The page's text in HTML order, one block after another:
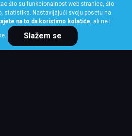
što su funkcionalnost web stranice, što
statistika. Nastavljajući svoju posetu na
na to da koristimo kolačiće, ali ne i
Slažem se